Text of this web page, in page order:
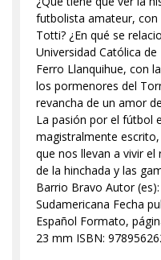
futbolista amateur,
Totti? ¿En qué se
Universidad Católica
Ferro Llanquihue, con
los pormenores del
revancha de un amor
La pasión por el fútbol
magistralmente
que nos llevan a vivir
de la hinchada y las
Barrio Bravo Autor
Sudamericana Fecha
Español Formato,
23 mm ISBN: